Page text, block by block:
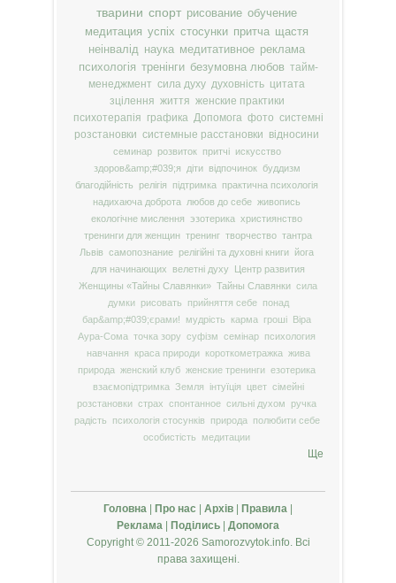
тварини спорт рисование обучение
медитация успіх стосунки притча щастя
неінвалід наука медитативное реклама
психологія тренінги безумовна любов тайм-
менеджмент сила духу духовність цитата
зцілення життя женские практики
психотерапія графика Допомога фото системні
розстановки системные расстановки відносини
семинар розвиток притчі
искусство
здоров&amp;#039;я
діти відпочинок буддизм
благодійність
релігія підтримка
практична психологія
надихаюча доброта
любов до себе живопись
екологічне мислення
эзотерика християнство
тренинги для женщин тренинг творчество тантра
Львів самопознание релігійні та духовні книги йога
для начинающих
велетні духу
Центр развития
Женщины «Тайны Славянки» Тайны Славянки сила
думки
рисовать прийняття себе
понад
бар&amp;#039;єрами!
мудрість карма гроші Віра
Аура-Сома точка зору суфізм семінар психология
навчання
краса природи короткометражка жива
природа женский клуб женские тренинги езотерика
взаємопідтримка Земля інтуїція цвет сімейні
розстановки страх спонтанное сильні духом
ручка
радість
психологія стосунків природа
полюбити себе
особистість
медитации
Ще
Головна Про нас Архів Правила
Реклама
Поділись
Допомога
Copyright © 2011-2026 Samorozvytok.info. Всі
права захищені.